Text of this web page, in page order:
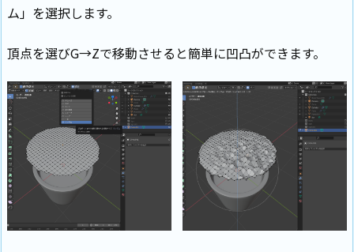
ム」を選択します。
頂点を選びG→Zで移動させると簡単に凹凸ができます。